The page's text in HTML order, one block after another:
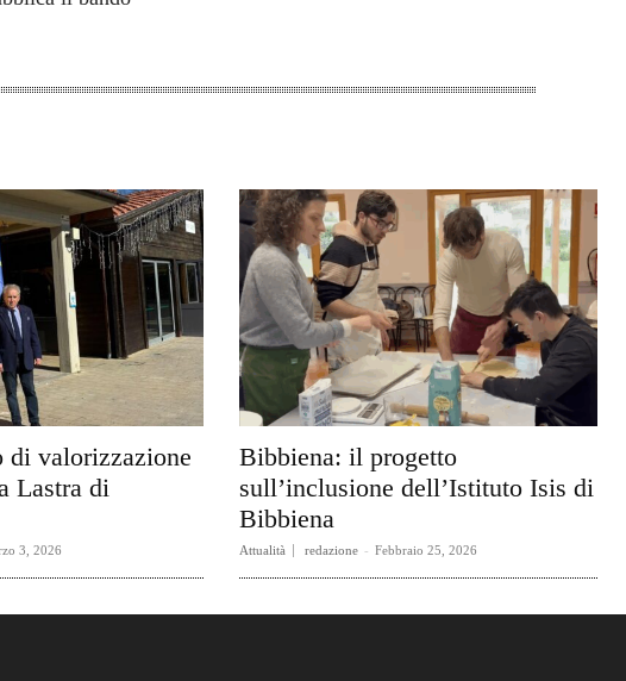
di valorizzazione
Lastra di
3, 2026
Bibbiena: il progetto
sull’inclusione dell’Istituto Isis di
Bibbiena
Attualità redazione - Febbraio 25, 2026